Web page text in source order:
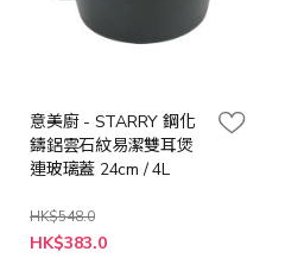
意美廚 - STARRY 鋼化
鑄鋁雲石紋易潔雙耳煲
連玻璃蓋 24cm / 4L
HK$548.0
特
殊
HK$383.0